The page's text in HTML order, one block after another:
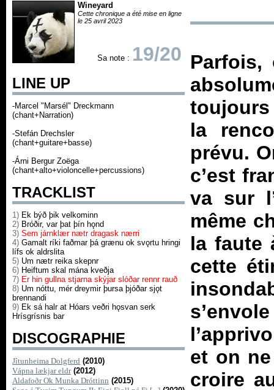
Wineyard
Cette chronique a été mise en ligne
le 25 avril 2023
Sa note : 19/20
LINE UP
-Marcel "Marsél" Dreckmann
(chant+Narration)
-Stefán Drechsler
(chant+guitare+basse)
-Árni Bergur Zoëga
(chant+alto+violoncelle+percussions)
TRACKLIST
1) Ek býð þik velkominn
2) Bróðir, var þat þín hǫnd
3) Sem járnklær nætr dragask nærri
4) Gamalt ríki faðmar þá grænu ok svǫrtu hringi
lífs ok aldrslita
5) Um nætr reika skepnr
6) Heiftum skal mána kveðja
7) Er hin gullna stjarna skýjar slóðar rennr rauð
8) Um nóttu, mér dreymir þursa þjóðar sjǫt
brennandi
9) Ek sá halr at Hóars veðri hǫsvan serk
Hrísgrísnis bar
DISCOGRAPHIE
Jîtunheima Dolgferd (2010)
Vápna lækjar eldr (2012)
Aldafoðr Ok Munka Dróttinn (2015)
la
prévu.
c’est
va sur
même
la faute
cette
et on
croire